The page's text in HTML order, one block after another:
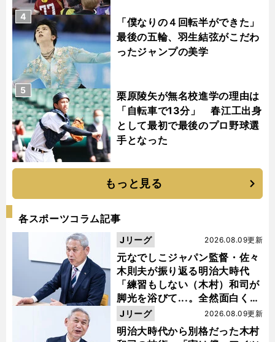
「僕なりの４回転半ができた」
最後の五輪、羽生結弦がこだわ
ったジャンプの美学
4
栗原陵矢が無名校進学の理由は
「自転車で13分」 春江工出身
として最初で最後のプロ野球選
手となった
5
もっと見る
各スポーツコラム記事
元なでしこジャパン監督・佐々
木則夫が振り返る明治大時代
「練習もしない（木村）和司が
脚光を浴びて...。全然面白くな
い４年間でした」
2026.08.09更新
Jリーグ
明治大時代から別格だった木村
2026.08.09更新
Jリーグ